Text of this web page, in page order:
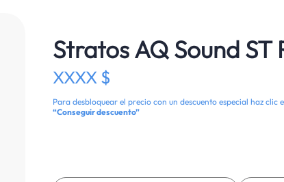
Stratos AQ Sound ST
XXXX $
Para desbloquear el precio con un descuento especial haz clic
“Conseguir descuento”